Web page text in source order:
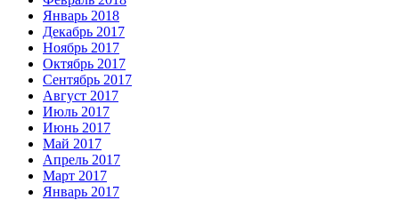
Январь 2018
Декабрь 2017
Ноябрь 2017
Октябрь 2017
Сентябрь 2017
Август 2017
Июль 2017
Июнь 2017
Май 2017
Апрель 2017
Март 2017
Январь 2017